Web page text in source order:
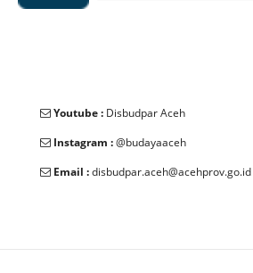
Youtube : Disbudpar Aceh
Instagram :@budayaaceh
Email :disbudpar.aceh@acehprov.go.id